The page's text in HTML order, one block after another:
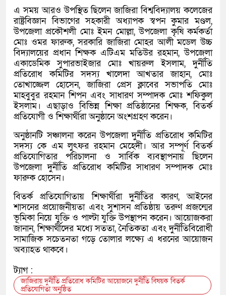
এ সময় আরও উপস্থিত ছিলেন জাজিরা বিশ্ববিদ্যালয় কলেজের
রাষ্ট্রবিজ্ঞান বিভাগের সহকারী অধ্যাপক স্বপন কুমার মণ্ডল,
উপজেলা প্রকৌশলী মোঃ ইমন মোল্লা, উপজেলা কৃষি কর্মকর্তা
মোঃ ওমর ফারুক, সরকারি জাজিরা মোহর আলী মডেল উচ্চ
বিদ্যালয়ের প্রধান শিক্ষক এটিএম মতিউর রহমান, উপজেলা
একাডেমিক সুপারভাইজার মোঃ খায়রুল ইসলাম, দুর্নীতি
প্রতিরোধ কমিটির সদস্য খালেদা আখতার জাহান, মোঃ
তোখাজ্জেল হোসেন, জাজিরা প্রেস ক্লাবের সভাপতি মোঃ
মাহবুবুর রহমান শিপন এবং সাধারণ সম্পাদক মোঃ শফিকুল
ইসলাম। এছাড়াও বিভিন্ন শিক্ষা প্রতিষ্ঠানের শিক্ষক, বিতর্ক
প্রতিযোগী ও শিক্ষার্থীরা অনুষ্ঠানে অংশগ্রহণ করেন।
অনুষ্ঠানটি সঞ্চালনা করেন উপজেলা দুর্নীতি প্রতিরোধ কমিটির
সদস্য কে এম লুৎফর রহমান মেহেদী। আর সম্পূর্ণ বিতর্ক
প্রতিযোগিতার পরিচালনা ও সার্বিক ব্যবস্থাপনায় ছিলেন
উপজেলা দুর্নীতি প্রতিরোধ কমিটির সাধারণ সম্পাদক মোঃ
ফারুক হোসেন।
বিতর্ক প্রতিযোগিতায় শিক্ষার্থীরা দুর্নীতির কারণ, আইনের
শাসনের প্রয়োজনীয়তা এবং সুশাসন প্রতিষ্ঠায় তরুণ প্রজন্মের
ভূমিকা নিয়ে যুক্তি ও পাল্টা যুক্তি উপস্থাপন করেন। আয়োজকরা
জানান, শিক্ষার্থীদের মধ্যে সততা, নৈতিকতা এবং দুর্নীতিবিরোধী
সামাজিক সচেতনতা গড়ে তোলার লক্ষ্যে এ ধরনের আয়োজন
অব্যাহত থাকবে।
ট্যাগ :
জাজিরায় দুর্নীতি প্রতিরোধ কমিটির আয়োজনে দুর্নীতি বিষয়ক বিতর্ক
প্রতিযোগিতা অনুষ্ঠিত